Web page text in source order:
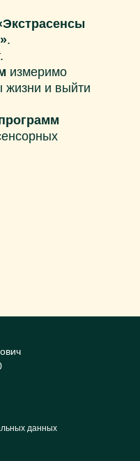
.
измеримо
жизни и выйти
данных